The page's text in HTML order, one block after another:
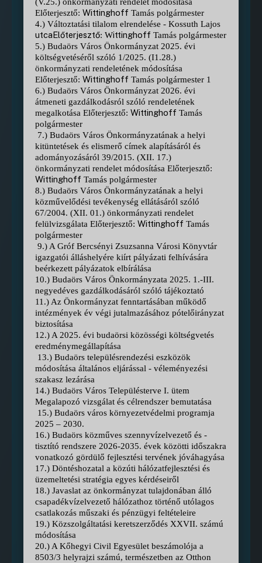
(V.25.) önkormányzati rendelet módosítása
Előterjesztő: Wittinghoff Tamás polgármester
4.) Változtatási tilalom elrendelése - Kossuth Lajos
utcaElőterjesztő: Wittinghoff Tamás polgármester
5.) Budaörs Város Önkormányzat 2025. évi
költségvetéséről szóló 1/2025. (I1.28.)
önkormányzati rendeletének módosítása
Előterjesztő: Wittinghoff Tamás polgármester 1
6.) Budaörs Város Önkormányzat 2026. évi
átmeneti gazdálkodásról szóló rendeletének
megalkotása Előterjesztő: Wittinghoff Tamás
polgármester
7.) Budaörs Város Önkormányzatának a helyi
kitüntetések és elismerő címek alapításáról és
adományozásáról 39/2015. (XII. 17.)
önkormányzati rendelet módosítása Előterjesztő:
Wittinghoff Tamás polgármester
8.) Budaörs Város Önkormányzatának a helyi
közművelődési tevékenység ellátásáról szóló
67/2004. (XII. 01.) önkormányzati rendelet
felülvizsgálata Előterjesztő: Wittinghoff Tamás
polgármester
9.) A Gróf Bercsényi Zsuzsanna Városi Könyvtár
igazgatói álláshelyére kiírt pályázati felhívására
beérkezett pályázatok elbírálása
10.) Budaörs Város Önkormányzata 2025. 1.-III.
negyedéves gazdálkodásáról szóló tájékoztató
11.) Az Önkormányzat fenntartásában működő
intézmények év végi jutalmazásához pótelőirányzat
biztosítása
12.) A 2025. évi budaörsi közösségi költségvetés
eredménymegállapítása
13.) Budaörs településrendezési eszközök
módosítása általános eljárással - véleményezési
szakasz lezárása
14.) Budaörs Város Településterve I. ütem
Megalapozó vizsgálat és célrendszer bemutatása
15.) Budaörs város környezetvédelmi programja
2025 – 2030.
16.) Budaörs közműves szennyvízelvezető és -
tisztító rendszere 2026-2035. évek közötti időszakra
vonatkozó gördülő fejlesztési tervének jóváhagyása
17.) Döntéshozatal a közúti hálózatfejlesztési és
üzemeltetési stratégia egyes kérdéseiről
18.) Javaslat az önkormányzat tulajdonában álló
csapadékvízelvezető hálózathoz történő utólagos
csatlakozás műszaki és pénzügyi feltételeire
19.) Közszolgáltatási keretszerződés XXVII. számú
módosítása
20.) A Kőhegyi Civil Egyesület beszámolója a
8503/3 helyrajzi számú, természetben az Otthon